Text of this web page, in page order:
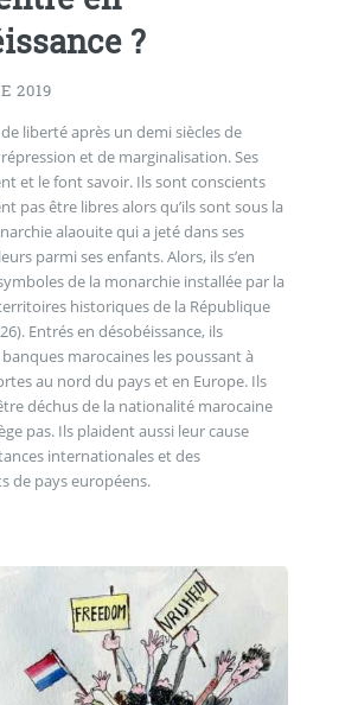
?
2019
liberté après un demi siècles de
et de marginalisation. Ses
et le font savoir. Ils sont conscients
pas être libres alors qu’ils sont sous la
alaouite qui a jeté dans ses
parmi ses enfants. Alors, ils s’en
de la monarchie installée par la
historiques de la République
Entrés en désobéissance, ils
marocaines les poussant à
au nord du pays et en Europe. Ils
déchus de la nationalité marocaine
pas. Ils plaident aussi leur cause
internationales et des
de pays européens.